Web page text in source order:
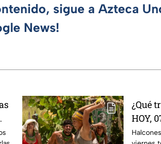
sigue a Azteca
News!
¿Qué
HOY,
La